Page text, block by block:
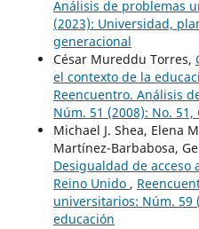
Análisis de problemas
(2023): Universidad,
generacional
César Mureddu Torres,
el contexto de la
Reencuentro. Análisis
Núm. 51 (2008): No.
Michael J. Shea, Elena
Martínez-Barbabosa,
Desigualdad de acceso
Reino Unido ,
universitarios: Núm. 59
educación